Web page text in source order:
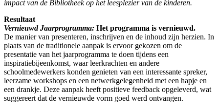
impact van de Bibliotheek op het leesplezier van de kinderen.
Resultaat
Vernieuwd Jaarprogramma: Het programma is vernieuwd.
De manier van presenteren, inschrijven en de inhoud zijn herzien. In
plaats van de traditionele aanpak is ervoor gekozen om de
presentatie van het jaarprogramma te doen tijdens een
inspiratiebijeenkomst, waar leerkrachten en andere
schoolmedewerkers konden genieten van een interessante spreker,
leerzame workshops en een netwerkgelegenheid met een hapje en
een drankje. Deze aanpak heeft positieve feedback opgeleverd, wat
suggereert dat de vernieuwde vorm goed werd ontvangen.